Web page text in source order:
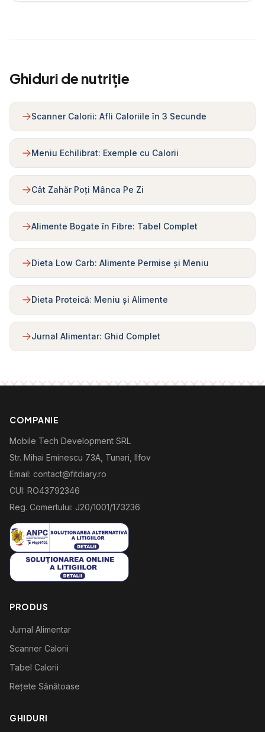
Ghiduri de nutriție
Scanner Calorii: Afli Caloriile în 3 Secunde
Meniu Echilibrat: Exemple cu Calorii
Cât Zahăr Poți Mânca Pe Zi
Alimente Bogate în Fibre: Tabel Complet
Dieta Low Carb: Alimente Permise și Meniu
Dieta Proteică: Meniu și Alimente
Jurnal Alimentar: Ghid Complet
COMPANIE
Mobile Tech Development SRL
Str. Mihai Eminescu 73A, Tunari, Ilfov
Email: contact@fitdiary.ro
CUI: RO43792346
Reg. Comertului: J20/1001/173236
PRODUS
Jurnal Alimentar
Scanner Calorii
Tabel Calorii
Rețete Sănătoase
GHIDURI